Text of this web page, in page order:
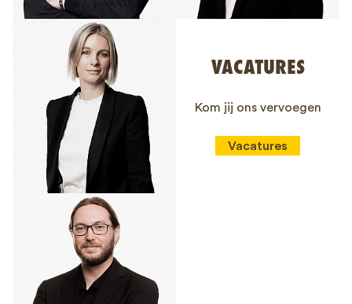
VACATURES
Kom jij ons vervoegen
Vacatures